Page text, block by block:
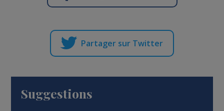
Partager sur Twitter
Suggestions